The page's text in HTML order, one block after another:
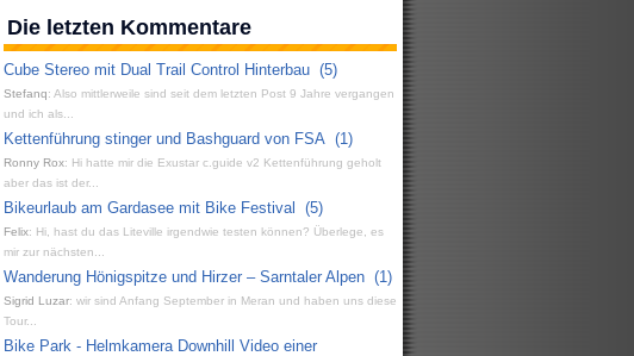
Die letzten Kommentare
Cube Stereo mit Dual Trail Control Hinterbau (5)
Stefanq: Also mittlerweile sind seit dem letzten Post 9 Jahre vergangen
und ich als...
Kettenführung stinger und Bashguard von FSA (1)
Ronny Rox: Hi hatte mir die Exustar c.guide v2 Kettenführung geholt
aber das ist der...
Bikeurlaub am Gardasee mit Bike Festival
(5)
Felix: Hi, hast du das Liteville irgendwie testen können? Überlege, es
mir zur nächsten...
Wanderung Hönigspitze und Hirzer – Sarntaler Alpen (1)
Sigrid Luzar: wir sind Anfang September in Meran und haben uns diese
Tour...
Bike Park - Helmkamera Downhill Video einer